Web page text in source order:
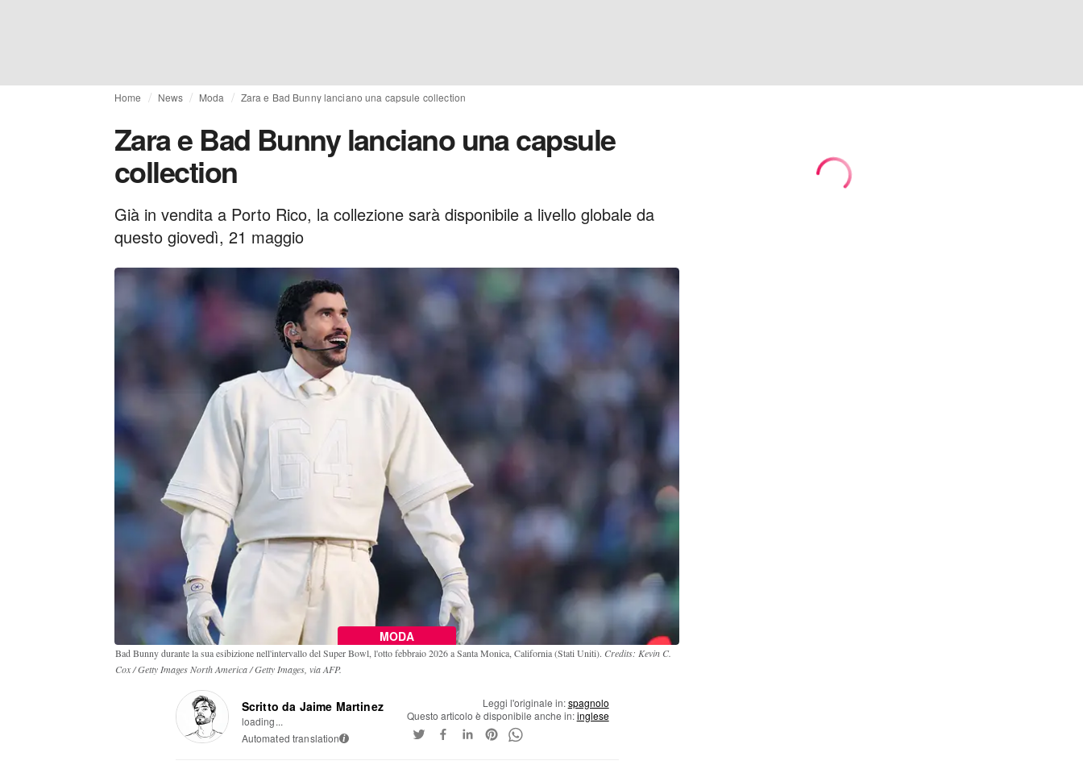
Home News Moda Zara e Bad Bunny lanciano una capsule collection
Zara e Bad Bunny lanciano una capsule
collection
Già in vendita a Porto Rico, la collezione sarà disponibile a livello globale da
questo giovedì, 21 maggio
MODA
Bad Bunny durante la sua esibizione nell'intervallo del Super Bowl, l'otto febbraio 2026 a Santa Monica, California (Stati Uniti). Credits: Kevin C.
Cox / Getty Images North America / Getty Images, via AFP.
Scritto da Jaime Martinez
loading...
Automated translation i
Leggi l'originale in:spagnolo
Questo articolo è disponibile anche in:inglese